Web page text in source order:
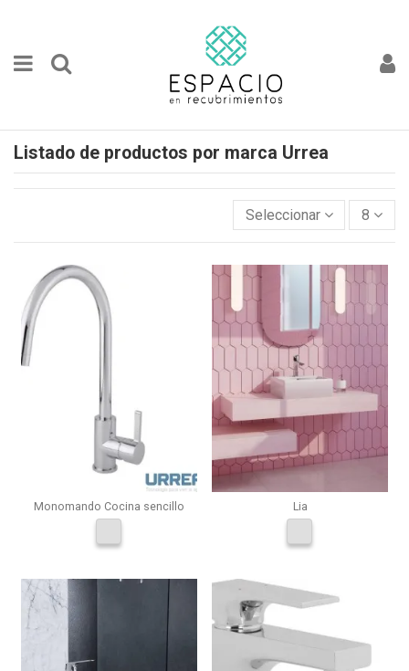
Listado de productos por marca Urrea
Seleccionar 8
Monomando Cocina sencillo Lia